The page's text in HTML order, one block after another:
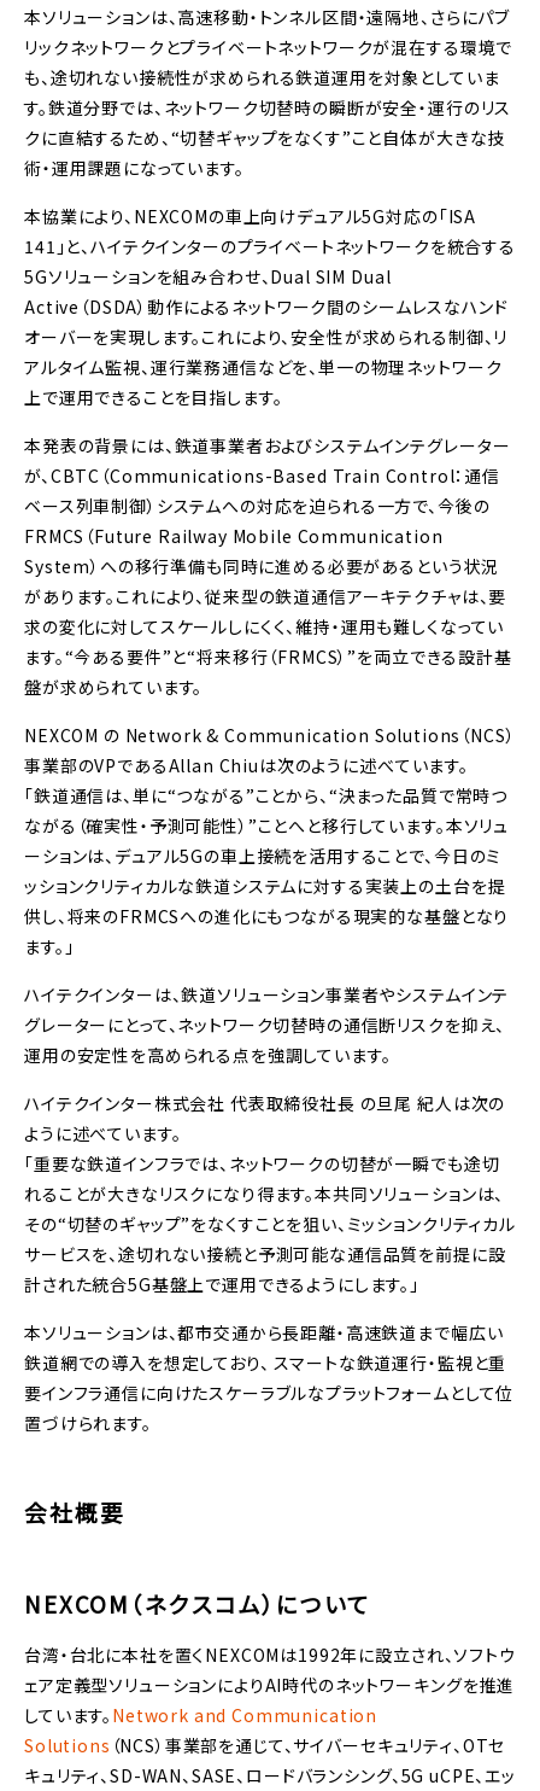
本ソリューションは、高速移動・トンネル区間・遠隔地、さらにパブ
リックネットワークとプライベートネットワークが混在する環境で
も、途切れない接続性が求められる鉄道運用を対象としていま
す。鉄道分野では、ネットワーク切替時の瞬断が安全・運行のリス
クに直結するため、“切替ギャップをなくす”こと自体が大きな技
術・運用課題になっています。
本協業により、NEXCOMの車上向けデュアル5G対応の「ISA
141」と、ハイテクインターのプライベートネットワークを統合する
5Gソリューションを組み合わせ、Dual SIM Dual
Active（DSDA）動作によるネットワーク間のシームレスなハンド
オーバーを実現します。これにより、安全性が求められる制御、リ
アルタイム監視、運行業務通信などを、単一の物理ネットワーク
上で運用できることを目指します。
本発表の背景には、鉄道事業者およびシステムインテグレーター
が、CBTC（Communications-Based Train Control：通信
ベース列車制御）システムへの対応を迫られる一方で、今後の
FRMCS（Future Railway Mobile Communication
System）への移行準備も同時に進める必要があるという状況
があります。これにより、従来型の鉄道通信アーキテクチャは、要
求の変化に対してスケールしにくく、維持・運用も難しくなってい
ます。“今ある要件”と“将来移行（FRMCS）”を両立できる設計基
盤が求められています。
NEXCOM の Network & Communication Solutions（NCS）
事業部のVPであるAllan Chiuは次のように述べています。
「鉄道通信は、単に“つながる”ことから、“決まった品質で常時つ
ながる（確実性・予測可能性）”ことへと移行しています。本ソリュ
ーションは、デュアル5Gの車上接続を活用することで、今日のミ
ッションクリティカルな鉄道システムに対する実装上の土台を提
供し、将来のFRMCSへの進化にもつながる現実的な基盤となり
ます。」
ハイテクインターは、鉄道ソリューション事業者やシステムインテ
グレーターにとって、ネットワーク切替時の通信断リスクを抑え、
運用の安定性を高められる点を強調しています。
ハイテクインター株式会社 代表取締役社長 の旦尾 紀人は次の
ように述べています。
「重要な鉄道インフラでは、ネットワークの切替が一瞬でも途切
れることが大きなリスクになり得ます。本共同ソリューションは、
その“切替のギャップ”をなくすことを狙い、ミッションクリティカル
サービスを、途切れない接続と予測可能な通信品質を前提に設
計された統合5G基盤上で運用できるようにします。」
本ソリューションは、都市交通から長距離・高速鉄道まで幅広い
鉄道網での導入を想定しており、 スマートな鉄道運行・監視と重
要インフラ通信に向けたスケーラブルなプラットフォームとして位
置づけられます。
会社概要
NEXCOM（ネクスコム）について
台湾・台北に本社を置くNEXCOMは1992年に設立され、ソフトウ
ェア定義型ソリューションによりAI時代のネットワーキングを推進
しています。 Network and Communication
Solutions （NCS）事業部を通じて、サイバーセキュリティ、OTセ
キュリティ、SD-WAN、SASE、ロードバランシング、5G uCPE、エッ